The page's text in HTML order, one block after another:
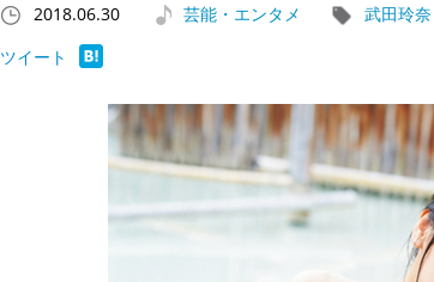
2018.06.30 芸能・エンタメ
武田玲奈
ツイート